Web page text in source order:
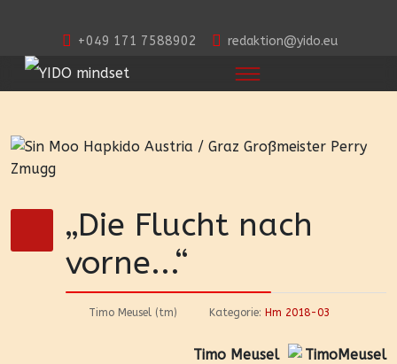
+049 171 7588902 redaktion@yido.eu
„Die Flucht nach
vorne...“
Timo Meusel (tm) Kategorie: Hm 2018-03
Timo Meusel